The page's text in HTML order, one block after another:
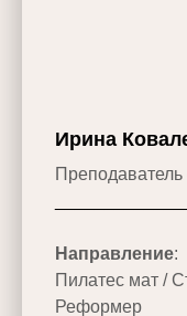
Ирина
Преподаватель
Направление:
Пилатес мат /
Реформер